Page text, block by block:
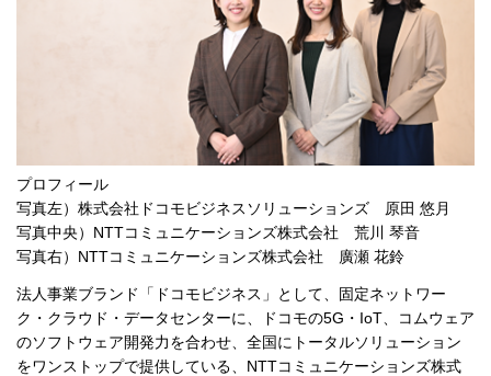
プロフィール
写真左）株式会社ドコモビジネスソリューションズ 原田 悠月
写真中央）NTTコミュニケーションズ株式会社 荒川 琴音
写真右）NTTコミュニケーションズ株式会社 廣瀬 花鈴
法人事業ブランド「ドコモビジネス」として、固定ネットワー
ク・クラウド・データセンターに、ドコモの5G・IoT、コムウェア
のソフトウェア開発力を合わせ、全国にトータルソリューション
をワンストップで提供している、NTTコミュニケーションズ株式